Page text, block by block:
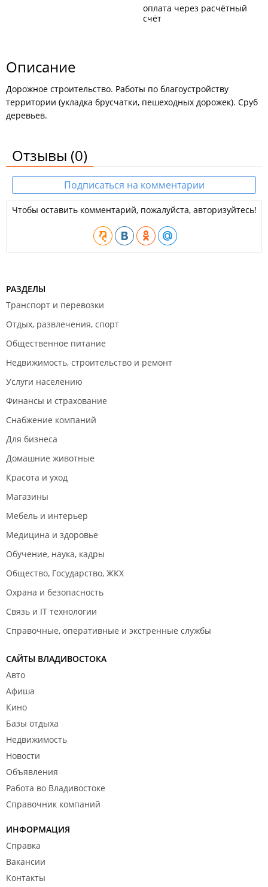
оплата через расчётный
счёт
Описание
Дорожное строительство. Работы по благоустройству
территории (укладка брусчатки, пешеходных дорожек). Сруб
деревьев.
Отзывы (0)
Подписаться на комментарии
Чтобы оставить комментарий, пожалуйста, авторизуйтесь!
РАЗДЕЛЫ
Транспорт и перевозки
Отдых, развлечения, спорт
Общественное питание
Недвижимость, строительство и ремонт
Услуги населению
Финансы и страхование
Снабжение компаний
Для бизнеса
Домашние животные
Красота и уход
Магазины
Мебель и интерьер
Медицина и здоровье
Обучение, наука, кадры
Общество, Государство, ЖКХ
Охрана и безопасность
Связь и IT технологии
Справочные, оперативные и экстренные службы
САЙТЫ ВЛАДИВОСТОКА
Авто
Афиша
Кино
Базы отдыха
Недвижимость
Новости
Объявления
Работа во Владивостоке
Справочник компаний
ИНФОРМАЦИЯ
Справка
Вакансии
Контакты